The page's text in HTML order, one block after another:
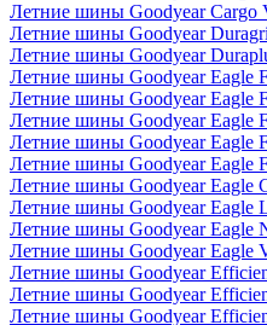
Летние шины Goodyear Cargo
Летние шины Goodyear
Летние шины Goodyear
Летние шины Goodyear Eagle
Летние шины Goodyear Eagle
Летние шины Goodyear Eagle
Летние шины Goodyear Eagle
Летние шины Goodyear Eagle
Летние шины Goodyear Eagle
Летние шины Goodyear Eagle
Летние шины Goodyear Eagle
Летние шины Goodyear Eagle
Летние шины Goodyear
Летние шины Goodyear
Летние шины Goodyear